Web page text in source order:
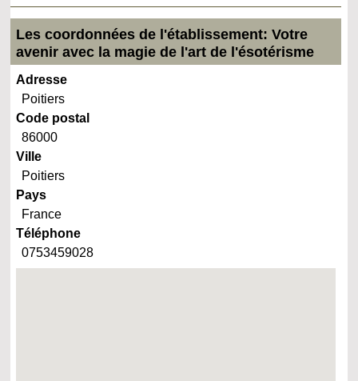
Les coordonnées de l'établissement: Votre
avenir avec la magie de l'art de l'ésotérisme
Adresse
Poitiers
Code postal
86000
Ville
Poitiers
Pays
France
Téléphone
0753459028